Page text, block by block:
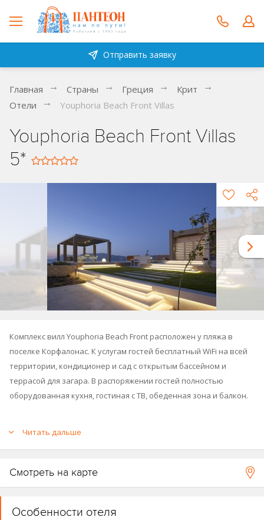
Отправить заявку
Главная Страны Греция
Крит
Отели
Youphoria Beach Front Villas
Youphoria Beach Front Villas
5*
Комплекс вилл Youphoria Beach Front расположен у пляжа в
поселке Корфалонас. К услугам гостей бесплатный WiFi на всей
территории, кондиционер и сад с открытым бассейном и
террасой для загара. В распоряжении гостей полностью
оборудованная кухня, гостиная с ТВ, обеденная зона и балкон.
Читать дальше
Смотреть на карте
Особенности отеля